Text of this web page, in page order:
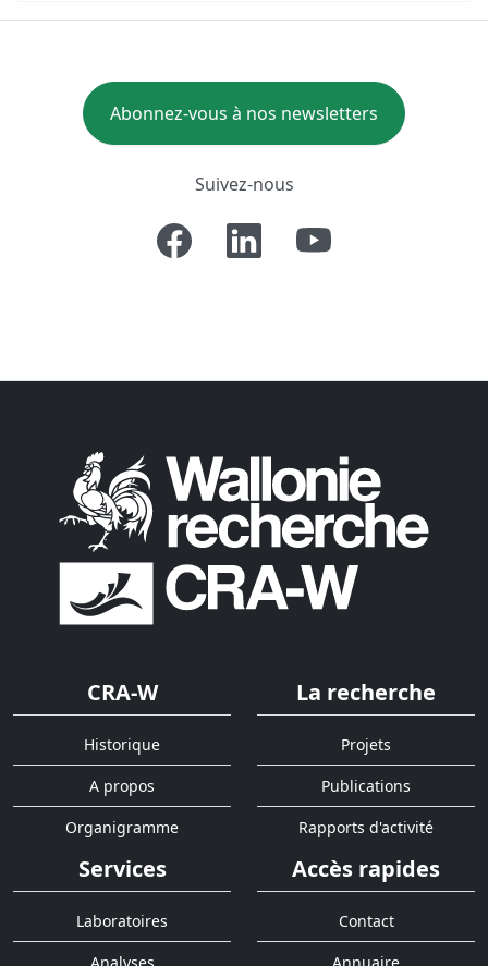
Abonnez-vous à nos newsletters
Suivez-nous
CRA-W
Historique
A propos
Organigramme
La recherche
Projets
Publications
Rapports d'activité
Services
Laboratoires
Accès rapides
Contact